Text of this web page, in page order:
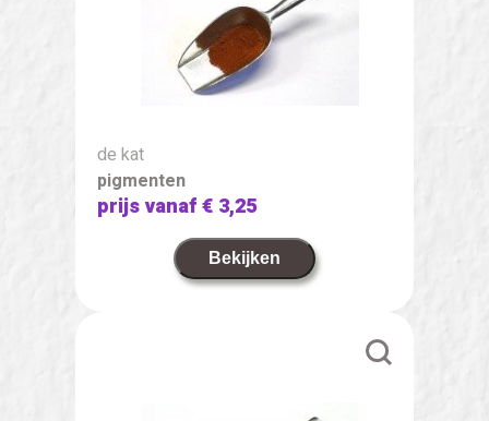
de kat
pigmenten
prijs vanaf€ 3,25
Bekijken